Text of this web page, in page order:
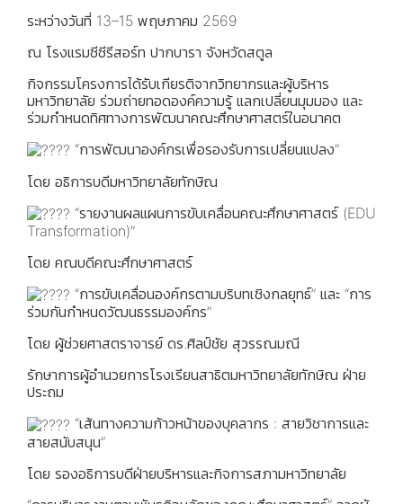
ระหว่างวันที่ 13–15 พฤษภาคม 2569
ณ โรงแรมซีซีรีสอร์ท ปากบารา จังหวัดสตูล
กิจกรรมโครงการได้รับเกียรติจากวิทยากรและผู้บริหาร
มหาวิทยาลัย ร่วมถ่ายทอดองค์ความรู้ แลกเปลี่ยนมุมมอง และ
ร่วมกำหนดทิศทางการพัฒนาคณะศึกษาศาสตร์ในอนาคต
“การพัฒนาองค์กรเพื่อรองรับการเปลี่ยนแปลง”
โดย อธิการบดีมหาวิทยาลัยทักษิณ
“รายงานผลแผนการขับเคลื่อนคณะศึกษาศาสตร์ (EDU
Transformation)”
โดย คณบดีคณะศึกษาศาสตร์
“การขับเคลื่อนองค์กรตามบริบทเชิงกลยุทธ์” และ “การ
ร่วมกันกำหนดวัฒนธรรมองค์กร”
โดย ผู้ช่วยศาสตราจารย์ ดร.ศิลป์ชัย สุวรรณมณี
รักษาการผู้อำนวยการโรงเรียนสาธิตมหาวิทยาลัยทักษิณ ฝ่าย
ประถม
“เส้นทางความก้าวหน้าของบุคลากร : สายวิชาการและ
สายสนับสนุน”
โดย รองอธิการบดีฝ่ายบริหารและกิจการสภามหาวิทยาลัย